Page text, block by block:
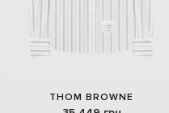
THOM BROWNE